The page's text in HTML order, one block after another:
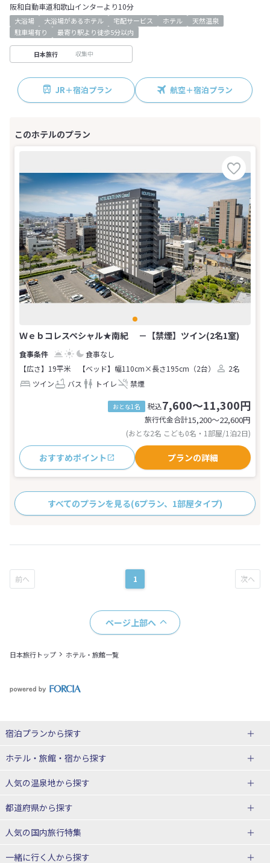
阪和自動車道和歌山インターより10分
大浴場 大浴場があるホテル 宅配サービス ホテル
天然温泉
駐車場有り
最寄り駅より徒歩5分以内
日本旅行 収集中
JR＋宿泊プラン 航空＋宿泊プラン
Ｗｅｂコレスペシャル★南紀 －【禁煙】ツイン(2名1室)
食事なし
【広さ】19平米
【ベッド】幅110cm×長さ195cm（2台）
2名
ツイン
バス トイレ 禁煙
おとな1名 税込7,600～11,300円
旅行代金合計15,200〜22,600円
(おとな2名 こども0名・1部屋/1泊2日)
おすすめポイント プランの詳細
すべてのプランを見る(6プラン、1部屋タイプ)
1
ページ上部へ
日本旅行トップ ホテル・旅館一覧
宿泊プランから探す
北海道
東北
青森県
宮城県
山形県
ホテル・旅館・宿から探す
北海道ホテル・旅館
青森県ホテル・旅館
宮城県ホテル・旅館
人気の温泉地から探す
北海道
湯の川温泉(北海道)
十勝川温泉(北海道)
都道府県から探す
北海道旅行・ツアー
人気の国内旅行特集
東京ディズニーリゾート®への旅 ユニバーサル・スタジオ・ジャパ
一緒に行く人から探す